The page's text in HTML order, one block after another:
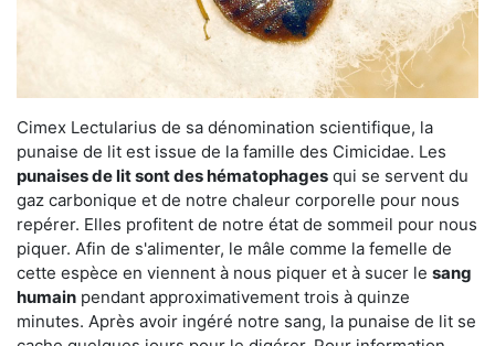
Cimex Lectularius de sa dénomination scientifique, la
punaise de lit est issue de la famille des Cimicidae. Les
punaises de lit sont des hématophages qui se servent du
gaz carbonique et de notre chaleur corporelle pour nous
repérer. Elles profitent de notre état de sommeil pour nous
piquer. Afin de s'alimenter, le mâle comme la femelle de
cette espèce en viennent à nous piquer et à sucer le sang
humain pendant approximativement trois à quinze
minutes. Après avoir ingéré notre sang, la punaise de lit se